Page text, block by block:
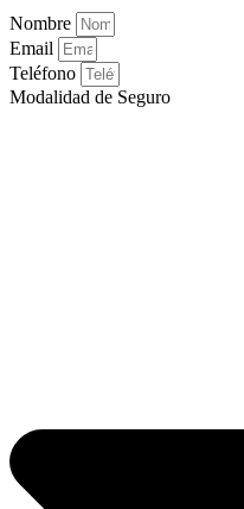
Nombre
Email
Teléfono
Modalidad de Seguro